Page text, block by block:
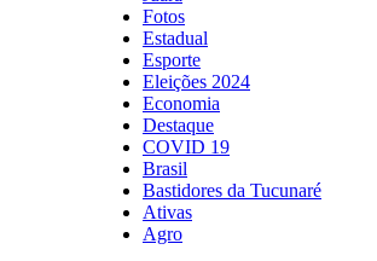
Fotos
Estadual
Esporte
Eleições 2024
Economia
Destaque
COVID 19
Brasil
Bastidores da Tucunaré
Ativas
Agro